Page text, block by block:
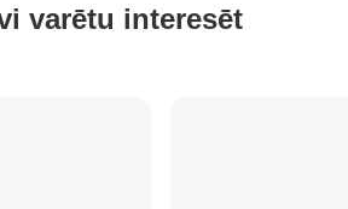
varētu interesēt